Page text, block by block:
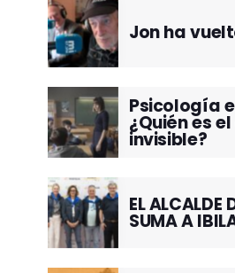
Jon ha
Psicología
¿Quién es
invisible?
EL ALCALDE
SUMA A